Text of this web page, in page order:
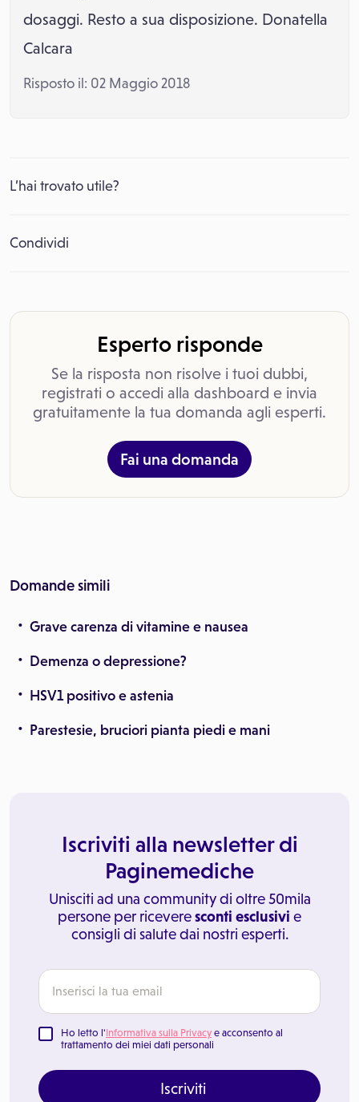
dosaggi. Resto a sua disposizione. Donatella
Calcara
Risposto il: 02 Maggio 2018
L’hai trovato utile?
Condividi
Esperto risponde
Se la risposta non risolve i tuoi dubbi,
registrati o accedi alla dashboard e invia
gratuitamente la tua domanda agli esperti.
Fai una domanda
Domande simili
Grave carenza di vitamine e nausea
Demenza o depressione?
HSV1 positivo e astenia
Parestesie, bruciori pianta piedi e mani
Iscriviti alla newsletter di
Paginemediche
Unisciti ad una community di oltre 50mila
persone per riceveresconti esclusivi e
consigli di salute dai nostri esperti.
Ho letto l'Informativa sulla Privacy e acconsento al
trattamento dei miei dati personali
Iscriviti